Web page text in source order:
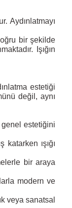
Aydınlatmayı
bir şekilde
Işığın
estetiği
değil, aynı
estetiğini
ışığı
bir araya
modern ve
veya sanatsal